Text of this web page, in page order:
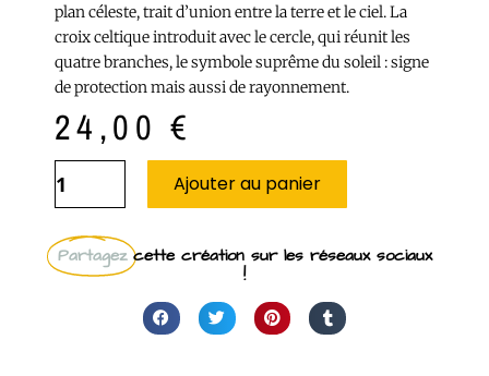
plan céleste, trait d’union entre la terre et le ciel. La
croix celtique introduit avec le cercle, qui réunit les
quatre branches, le symbole suprême du soleil : signe
de protection mais aussi de rayonnement.
24,00€
Ajouter au panier
Partagez cette création sur les réseaux sociaux
!